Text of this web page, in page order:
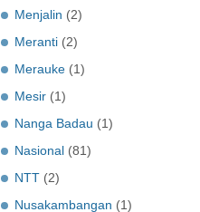
Menjalin (2)
Meranti (2)
Merauke (1)
Mesir (1)
Nanga Badau (1)
Nasional (81)
NTT (2)
Nusakambangan (1)